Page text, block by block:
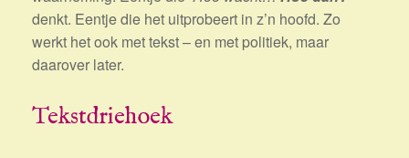
denkt. Eentje die het uitprobeert in z’n hoofd. Zo
werkt het ook met tekst – en met politiek, maar
daarover later.
Tekstdriehoek